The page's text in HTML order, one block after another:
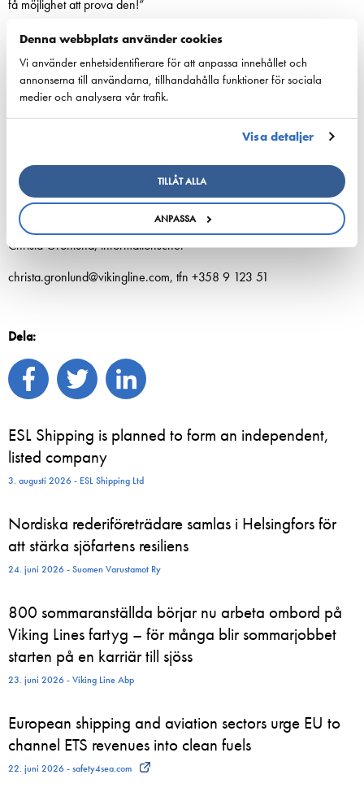
Denna webbplats använder cookies
Vi använder enhetsidentifierare för att anpassa innehållet och
annonserna till användarna, tillhandahålla funktioner för sociala
medier och analysera vår trafik.
Visa detaljer
TILLÅT ALLA
ANPASSA
få möjlighet att prova den!”
Läs mera omViking Glory
Närmare information:
johan.nordberg@vikingline.com, +358 40 550 4569
Johanna Boijer-Svahnström, informationsdirektör
johanna.boijer@vikingline.com, tfn +358 18 270 00
Christa Grönlund, informationschef
christa.gronlund@vikingline.com, tfn +358 9 123 51
Dela:
ESL Shipping is planned to form an independent,
listed company
3. augusti 2026 - ESL Shipping Ltd
Nordiska rederiföreträdare samlas i Helsingfors för
att stärka sjöfartens resiliens
24. juni 2026 - Suomen Varustamot Ry
800 sommaranställda börjar nu arbeta ombord på
Viking Lines fartyg – för många blir sommarjobbet
starten på en karriär till sjöss
23. juni 2026 - Viking Line Abp
European shipping and aviation sectors urge EU to
channel ETS revenues into clean fuels
22. juni 2026 - safety4sea.com